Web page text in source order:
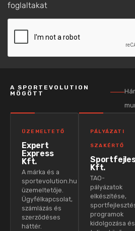
foglaltakat
A SPORTEVOLUTION
MÖGÖTT
ÜZEMELTETŐ
Expert
Express
Kft.
A márka és a
sportevolution.hu
üzemeltetője.
Ügyfélkapcsolat,
számlázás és
szerződéses
háttér.
PÁLYÁZATI
SZAKÉRTŐ
Kft.
TAO-
pályázatok
elkészítése,
programok
kidolgozása és